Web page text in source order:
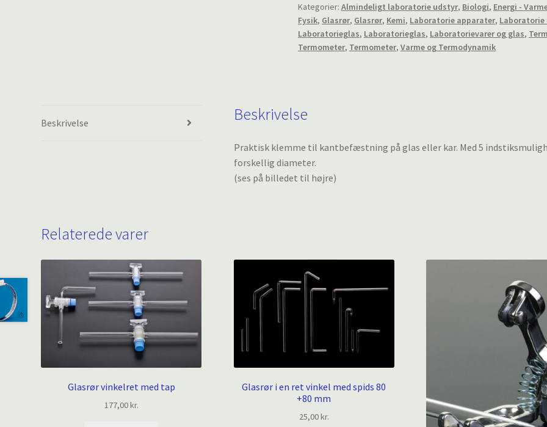
og
glasrør
antal
Kategorier: Almindeligt laboratorie udstyr, Biologi, Energi -
Fysik, Glasrør, Glasrør, Kemi, Laboratorie apparater,
Laboratorieglas, Laboratorieglas, Laboratorievarer og glas,
Termometer, Termometer, Varme og Termodynamik
Beskrivelse Beskrivelse
Praktisk klemme til kantbefæstning på glas eller kar. Med 5
forskellig diameter.
(ses på billedet til højre)
Relaterede varer
Glasrør vinkelret med tap
177,00kr.
Glasrør i en ret vinkel med spids 80
+80 mm
25,00kr.